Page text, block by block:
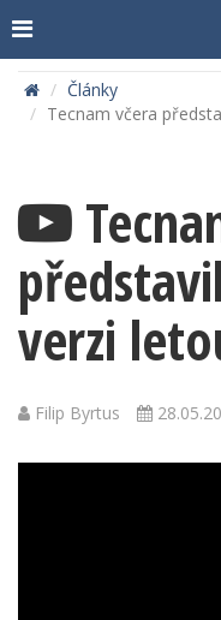
Články
Tecnam včera
verzi
Filip Byrtus